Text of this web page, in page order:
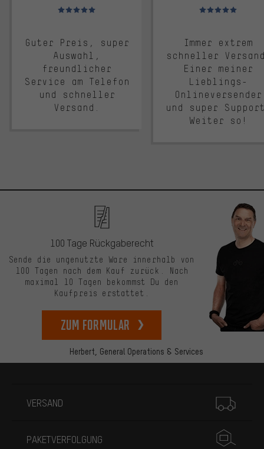
Bewertungen: 5 von 5
Guter Preis, super
Auswahl,
freundlicher
Service am Telefon
und schneller
Versand.
Bewertungen: 5 von 5
Immer extrem
schneller
Einer meiner
Lieblings-
Onlineversender
und super
Weiter so!
Herbert, General Operations & Services
100 Tage Rückgaberecht
Sende die ungenutzte Ware innerhalb von
100 Tagen nach dem Kauf zurück. Nach
maximal 10 Tagen bekommst Du den
Kaufpreis erstattet.
zum Formular
VERSAND
PAKETVERFOLGUNG